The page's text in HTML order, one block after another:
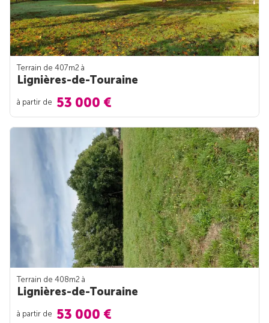
Terrain de 407m2 à
Lignières-de-Touraine
à partir de 53 000 €
Terrain de 408m2 à
Lignières-de-Touraine
à partir de 53 000 €